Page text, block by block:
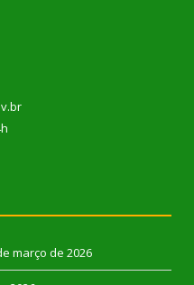
março de 2026